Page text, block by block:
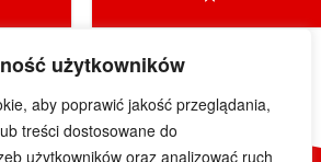
użytkowników
aby poprawić jakość przeglądania,
treści dostosowane do
użytkowników oraz analizować ruch